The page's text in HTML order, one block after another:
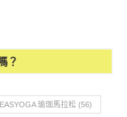
？
EASYOGA 瑜珈馬拉松 (56)